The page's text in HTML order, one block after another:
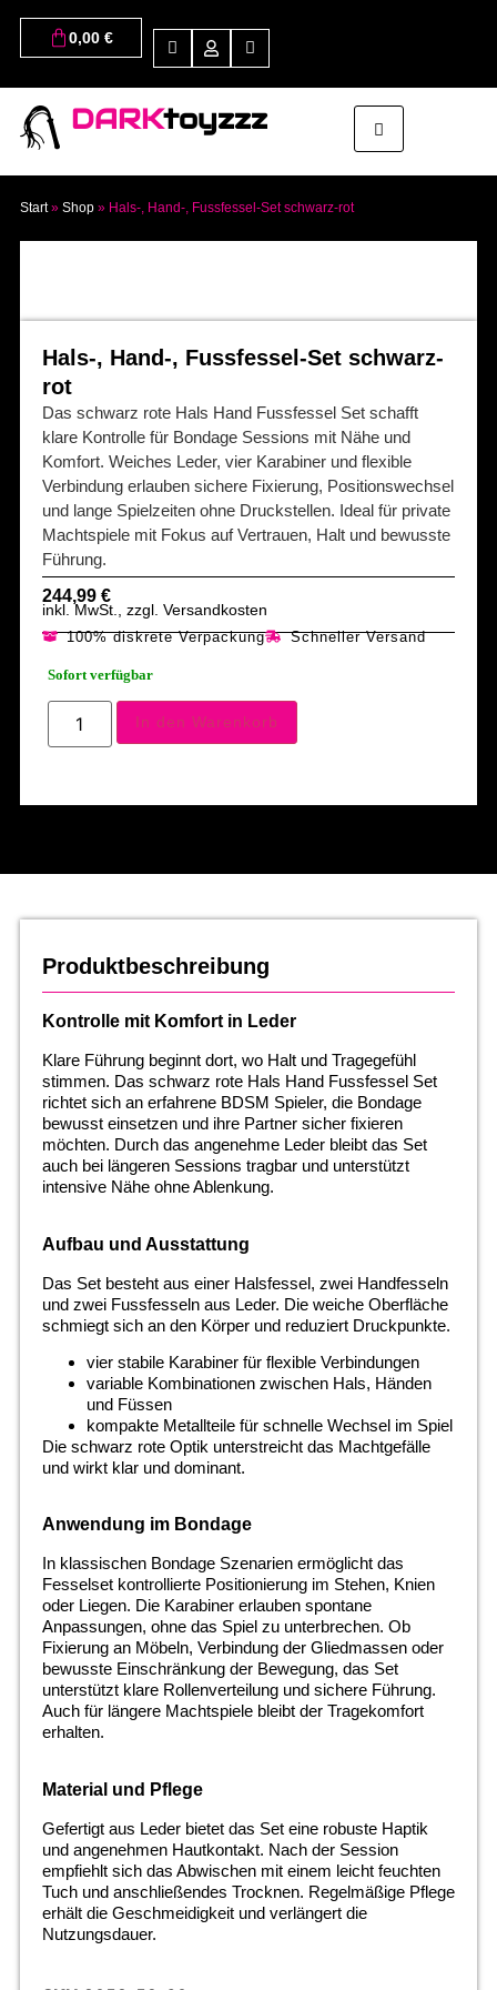
0,00 €
DARKtoyzzz
Start» Shop» Hals-, Hand-, Fussfessel-Set schwarz-rot
Hals-, Hand-, Fussfessel-Set schwarz-
rot
Das schwarz rote Hals Hand Fussfessel Set schafft
klare Kontrolle für Bondage Sessions mit Nähe und
Komfort. Weiches Leder, vier Karabiner und flexible
Verbindung erlauben sichere Fixierung, Positionswechsel
und lange Spielzeiten ohne Druckstellen. Ideal für private
Machtspiele mit Fokus auf Vertrauen, Halt und bewusste
Führung.
244,99 €
inkl. MwSt., zzgl. Versandkosten
100% diskrete Verpackung Schneller Versand
Sofort verfügbar
In den Warenkorb
Produktbeschreibung
Kontrolle mit Komfort in Leder
Klare Führung beginnt dort, wo Halt und Tragegefühl
stimmen. Das schwarz rote Hals Hand Fussfessel Set
richtet sich an erfahrene BDSM Spieler, die Bondage
bewusst einsetzen und ihre Partner sicher fixieren
möchten. Durch das angenehme Leder bleibt das Set
auch bei längeren Sessions tragbar und unterstützt
intensive Nähe ohne Ablenkung.
Aufbau und Ausstattung
Das Set besteht aus einer Halsfessel, zwei Handfesseln
und zwei Fussfesseln aus Leder. Die weiche Oberfläche
schmiegt sich an den Körper und reduziert Druckpunkte.
vier stabile Karabiner für flexible Verbindungen
variable Kombinationen zwischen Hals, Händen
und Füssen
kompakte Metallteile für schnelle Wechsel im Spiel
Die schwarz rote Optik unterstreicht das Machtgefälle
und wirkt klar und dominant.
Anwendung im Bondage
In klassischen Bondage Szenarien ermöglicht das
Fesselset kontrollierte Positionierung im Stehen, Knien
oder Liegen. Die Karabiner erlauben spontane
Anpassungen, ohne das Spiel zu unterbrechen. Ob
Fixierung an Möbeln, Verbindung der Gliedmassen oder
bewusste Einschränkung der Bewegung, das Set
unterstützt klare Rollenverteilung und sichere Führung.
Auch für längere Machtspiele bleibt der Tragekomfort
erhalten.
Material und Pflege
Gefertigt aus Leder bietet das Set eine robuste Haptik
und angenehmen Hautkontakt. Nach der Session
empfiehlt sich das Abwischen mit einem leicht feuchten
Tuch und anschließendes Trocknen. Regelmäßige Pflege
erhält die Geschmeidigkeit und verlängert die
Nutzungsdauer.